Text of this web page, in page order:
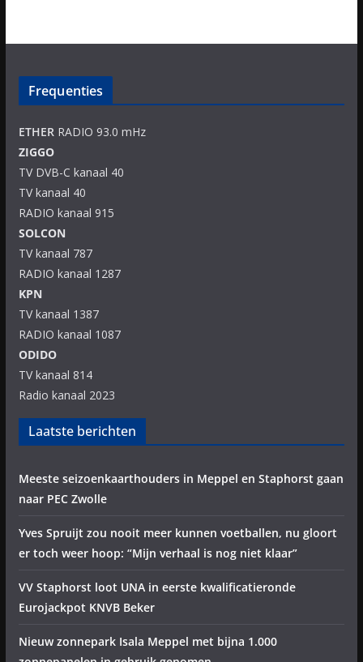
Frequenties
ETHERRADIO 93.0 mHz
ZIGGO
TV DVB-C kanaal 40
TV kanaal 40
RADIO kanaal 915
SOLCON
TV kanaal 787
RADIO kanaal 1287
KPN
TV kanaal 1387
RADIO kanaal 1087
ODIDO
TV kanaal 814
Radio kanaal 2023
Laatste berichten
Meeste seizoenkaarthouders in Meppel en Staphorst gaan
naar PEC Zwolle
Yves Spruijt zou nooit meer kunnen voetballen, nu gloort
er toch weer hoop: “Mijn verhaal is nog niet klaar”
VV Staphorst loot UNA in eerste kwalificatieronde
Eurojackpot KNVB Beker
Nieuw zonnepark Isala Meppel met bijna 1.000